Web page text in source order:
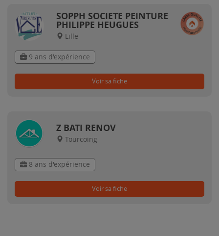
SOPPH SOCIETE PEINTURE
PHILIPPE HEUGUES
Lille
9 ans d'expérience
Voir sa fiche
Z BATI RENOV
Tourcoing
8 ans d'expérience
Voir sa fiche